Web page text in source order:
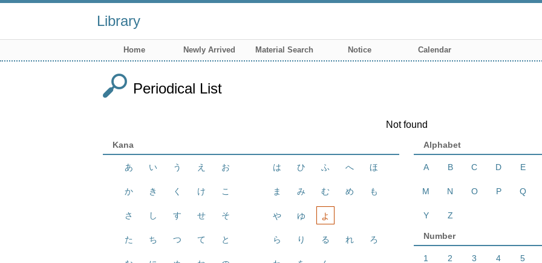
Library
Home Newly Arrived Material Search Notice Calendar
Periodical List
Not found
Kana
あ い う え お
か き く け こ
さ し す せ そ
た ち つ て と
は ひ ふ へ ほ
ま み む め も
や ゆ よ
ら り る れ ろ
Alphabet
A B C D E
M N O P Q
Y Z
Number
1 2 3 4 5